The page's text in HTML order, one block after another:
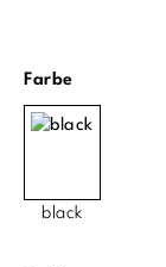
Farbeauswählen
black